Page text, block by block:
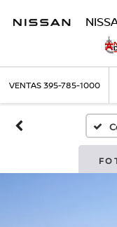
VENTAS395-785-1000